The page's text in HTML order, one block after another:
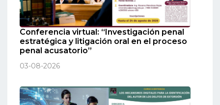
Conferencia virtual: “Investigación penal
estratégica y litigación oral en el proceso
penal acusatorio”
03-08-2026